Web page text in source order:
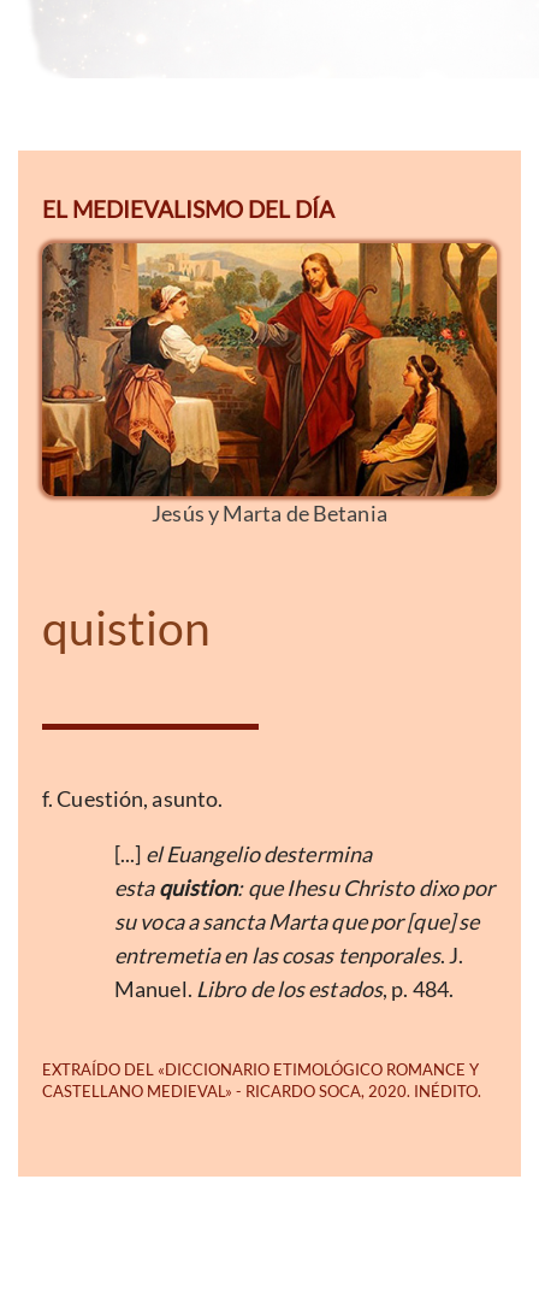
EL MEDIEVALISMO DEL DÍA
Jesús y Marta de Betania
quistion
f. Cuestión, asunto.
[...] el Euangelio destermina
estaquistion: que Ihesu Christo dixo por
su voca a sancta Marta que por [que] se
entremetia en las cosas tenporales. J.
Manuel. Libro de los estados, p. 484.